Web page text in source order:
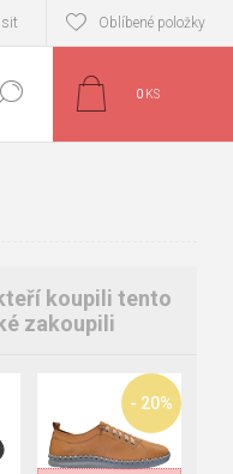
Oblíbené položky
0 KS
koupili tento
zakoupili
- 20%
36 37
38